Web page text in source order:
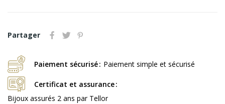
Partager
Paiement sécurisé Paiement simple et sécurisé
Certificat et assurance
Bijoux assurés 2 ans par Tellor